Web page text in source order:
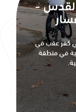
-
كفر عقب في
في منطقة